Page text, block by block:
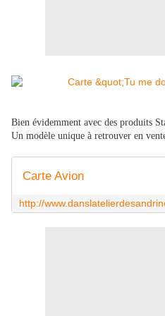
Bien évidemment avec des produits
Un modèle unique à retrouver en
Carte Avion